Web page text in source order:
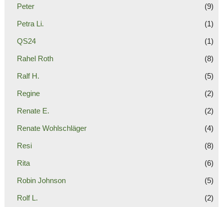
Peter (9)
Petra Li. (1)
QS24 (1)
Rahel Roth (8)
Ralf H. (5)
Regine (2)
Renate E. (2)
Renate Wohlschläger (4)
Resi (8)
Rita (6)
Robin Johnson (5)
Rolf L. (2)